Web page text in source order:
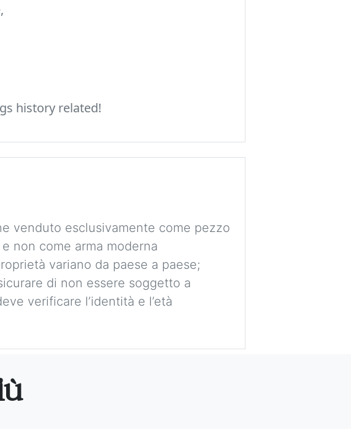
history related!
venduto esclusivamente come pezzo
non come arma moderna
variano da paese a paese;
di non essere soggetto a
verificare l’identità e l’età